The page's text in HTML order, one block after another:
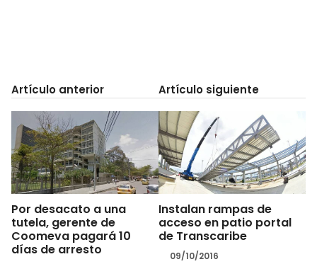
Artículo anterior
Por desacato a una
tutela, gerente de
Coomeva pagará 10
días de arresto
Artículo siguiente
Instalan rampas de
acceso en patio portal
de Transcaribe
09/10/2016